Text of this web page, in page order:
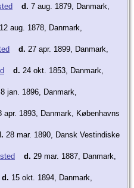
d. 7 aug. 1879, Danmark,
12 aug. 1878, Danmark,
d. 27 apr. 1899, Danmark,
d. 24 okt. 1853, Danmark,
8 jan. 1896, Danmark,
apr. 1893, Danmark, Københavns
28 mar. 1890, Dansk Vestindiske
d. 29 mar. 1887, Danmark,
d. 15 okt. 1894, Danmark,